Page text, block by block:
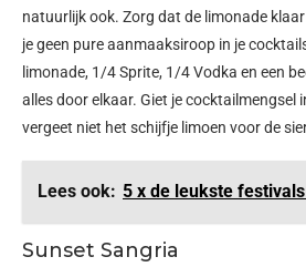
natuurlijk ook. Zorg dat de limonade
je geen pure aanmaaksiroop in je
limonade, 1/4 Sprite, 1/4 Vodka en een
alles door elkaar. Giet je cocktailmengsel
vergeet niet het schijfje limoen voor de
Lees ook: 5 x de leukste
Sunset Sangria